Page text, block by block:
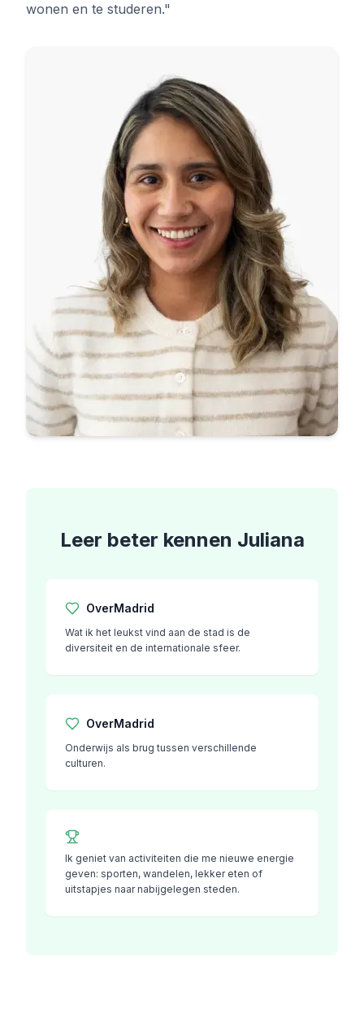
wonen en te studeren."
Leer beter kennen Juliana
OverMadrid
Wat ik het leukst vind aan de stad is de
diversiteit en de internationale sfeer.
OverMadrid
Onderwijs als brug tussen verschillende
culturen.
Ik geniet van activiteiten die me nieuwe energie
geven: sporten, wandelen, lekker eten of
uitstapjes naar nabijgelegen steden.